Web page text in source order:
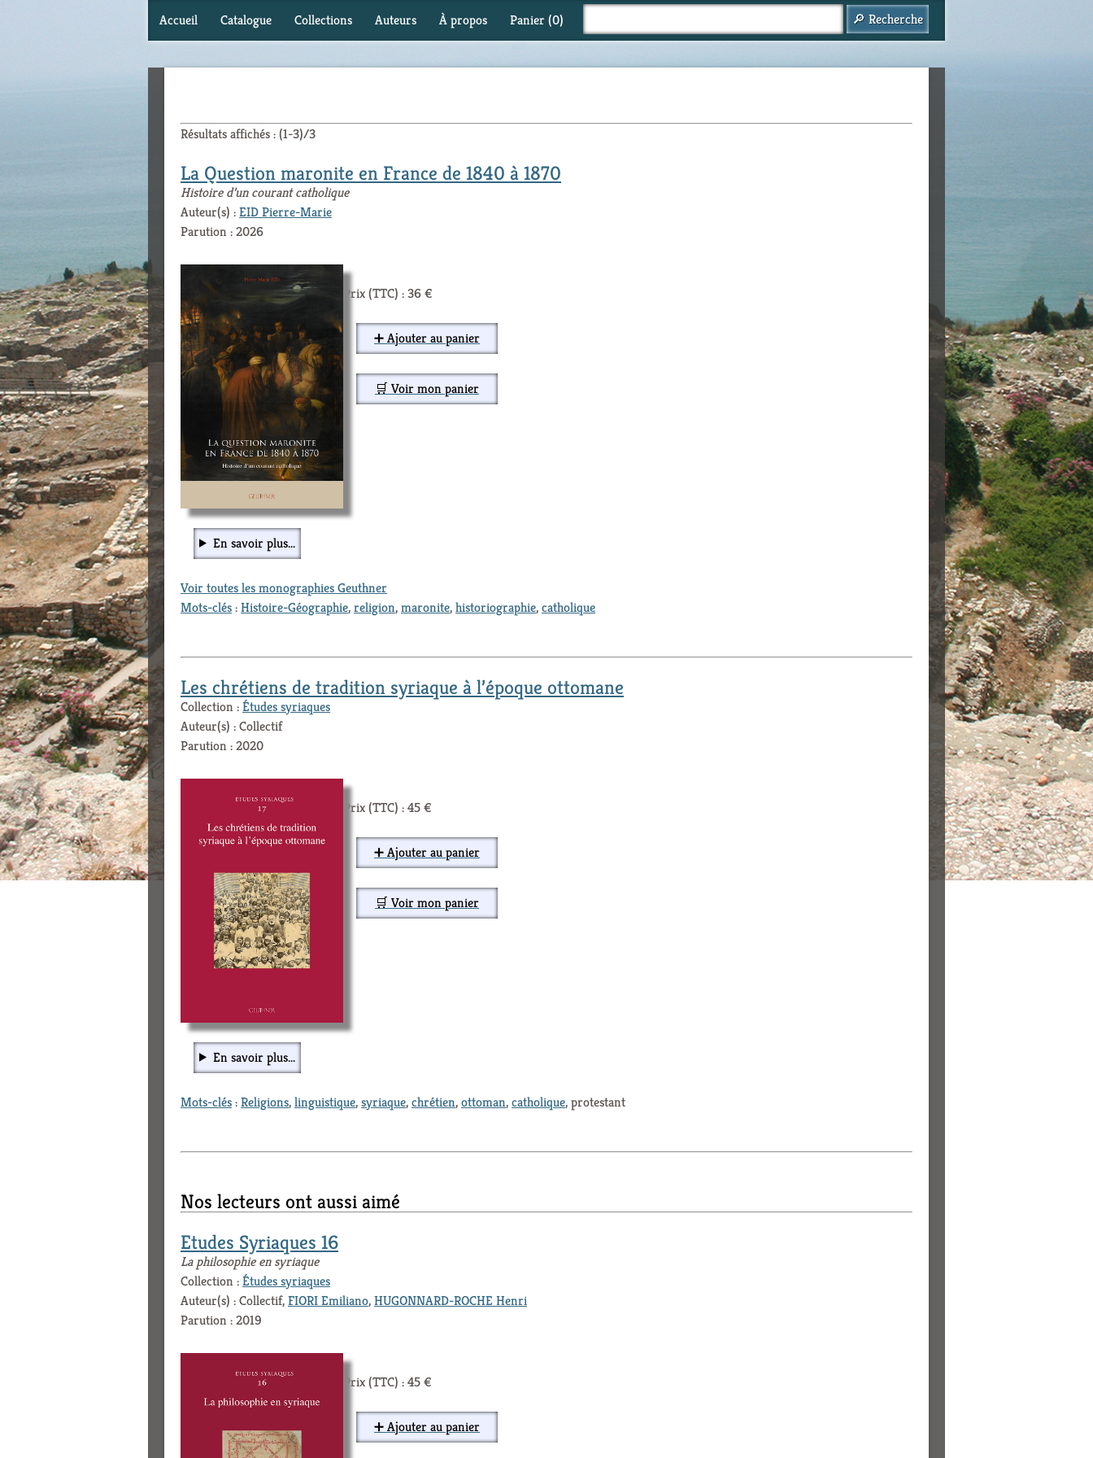
Accueil Catalogue Collections Auteurs À propos Panier (0)
Résultats affichés : (1-3)/3
La Question maronite en France de 1840 à 1870
Histoire d’un courant catholique
Auteur(s) :EID Pierre-Marie
Parution : 2026
Prix (TTC) : 36 €
➕ Ajouter au panier
🛒 Voir mon panier
En savoir plus...
Voir toutes les monographies Geuthner
Mots-clés:Histoire-Géographie,religion,maronite,historiographie,catholique
Les chrétiens de tradition syriaque à l’époque ottomane
Collection :Études syriaques
Auteur(s) : Collectif
Parution : 2020
Prix (TTC) : 45 €
➕ Ajouter au panier
🛒 Voir mon panier
En savoir plus...
Mots-clés:Religions,linguistique,syriaque,chrétien,ottoman,catholique, protestant
Nos lecteurs ont aussi aimé
Etudes Syriaques 16
La philosophie en syriaque
Collection :Études syriaques
Auteur(s) : Collectif,FIORI Emiliano,HUGONNARD-ROCHE Henri
Parution : 2019
Prix (TTC) : 45 €
➕ Ajouter au panier